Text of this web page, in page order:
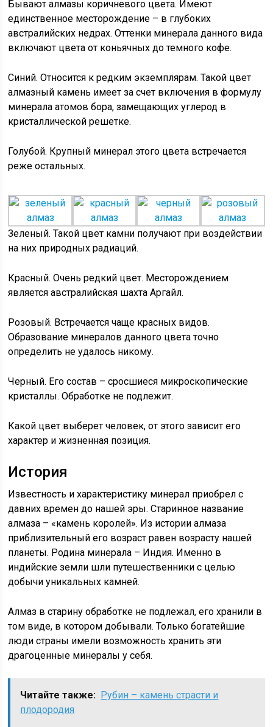
Бывают алмазы коричневого цвета. Имеют
единственное месторождение – в глубоких
австралийских недрах. Оттенки минерала данного вида
включают цвета от коньячных до темного кофе.
Синий. Относится к редким экземплярам. Такой цвет
алмазный камень имеет за счет включения в формулу
минерала атомов бора, замещающих углерод в
кристаллической решетке.
Голубой. Крупный минерал этого цвета встречается
реже остальных.
Зеленый. Такой цвет камни получают при воздействии
на них природных радиаций.
Красный. Очень редкий цвет. Месторождением
является австралийская шахта Аргайл.
Розовый. Встречается чаще красных видов.
Образование минералов данного цвета точно
определить не удалось никому.
Черный. Его состав – сросшиеся микроскопические
кристаллы. Обработке не подлежит.
Какой цвет выберет человек, от этого зависит его
характер и жизненная позиция.
История
Известность и характеристику минерал приобрел с
давних времен до нашей эры. Старинное название
алмаза – «камень королей». Из истории алмаза
приблизительный его возраст равен возрасту нашей
планеты. Родина минерала – Индия. Именно в
индийские земли шли путешественники с целью
добычи уникальных камней.
Алмаз в старину обработке не подлежал, его хранили в
том виде, в котором добывали. Только богатейшие
люди страны имели возможность хранить эти
драгоценные минералы у себя.
Читайте также: Рубин – камень страсти и
плодородия